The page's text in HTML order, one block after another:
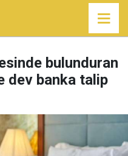
bulunduran
dev banka talip